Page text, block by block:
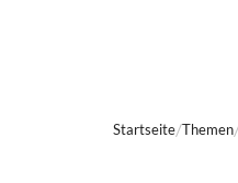
Startseite Themen